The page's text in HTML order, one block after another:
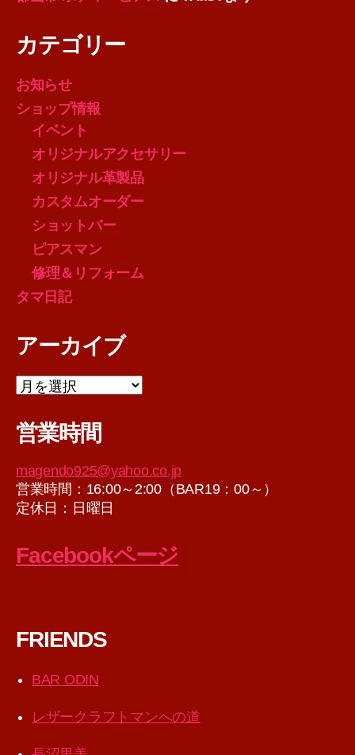
カテゴリー
お知らせ
ショップ情報
イベント
オリジナルアクセサリー
オリジナル革製品
カスタムオーダー
ショットバー
ピアスマン
修理＆リフォーム
タマ日記
アーカイブ
ア
イ
営業時間
magendo925@yahoo.co.jp
営業時間：16:00～2:00（BAR19：00～）
定休日：日曜日
Facebookページ
FRIENDS
BAR ODIN
レザークラフトマンへの道